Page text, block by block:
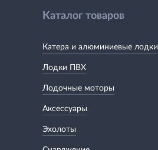
Каталог товаров
Катера и алюминиевые лодки
Лодки ПВХ
Лодочные моторы
Аксессуары
Эхолоты